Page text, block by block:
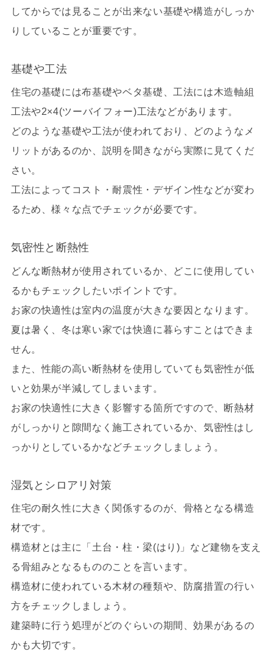
してからでは見ることが出来ない基礎や構造がしっか
りしていることが重要です。
基礎や工法
住宅の基礎には布基礎やベタ基礎、工法には木造軸組
工法や2×4(ツーバイフォー)工法などがあります。
どのような基礎や工法が使われており、どのようなメ
リットがあるのか、説明を聞きながら実際に見てくだ
さい。
工法によってコスト・耐震性・デザイン性などが変わ
るため、様々な点でチェックが必要です。
気密性と断熱性
どんな断熱材が使用されているか、どこに使用してい
るかもチェックしたいポイントです。
お家の快適性は室内の温度が大きな要因となります。
夏は暑く、冬は寒い家では快適に暮らすことはできま
せん。
また、性能の高い断熱材を使用していても気密性が低
いと効果が半減してしまいます。
お家の快適性に大きく影響する箇所ですので、断熱材
がしっかりと隙間なく施工されているか、気密性はし
っかりとしているかなどチェックしましょう。
湿気 と シロアリ対策
住宅の耐久性に大きく関係するのが、骨格となる構造
材です。
構造材とは主に「土台・柱・梁(はり)」など建物を支え
る骨組みとなるもののことを言います。
構造材に使われている木材の種類や、防腐措置の行い
方をチェックしましょう。
建築時に行う処理がどのぐらいの期間、効果があるの
かも大切です。